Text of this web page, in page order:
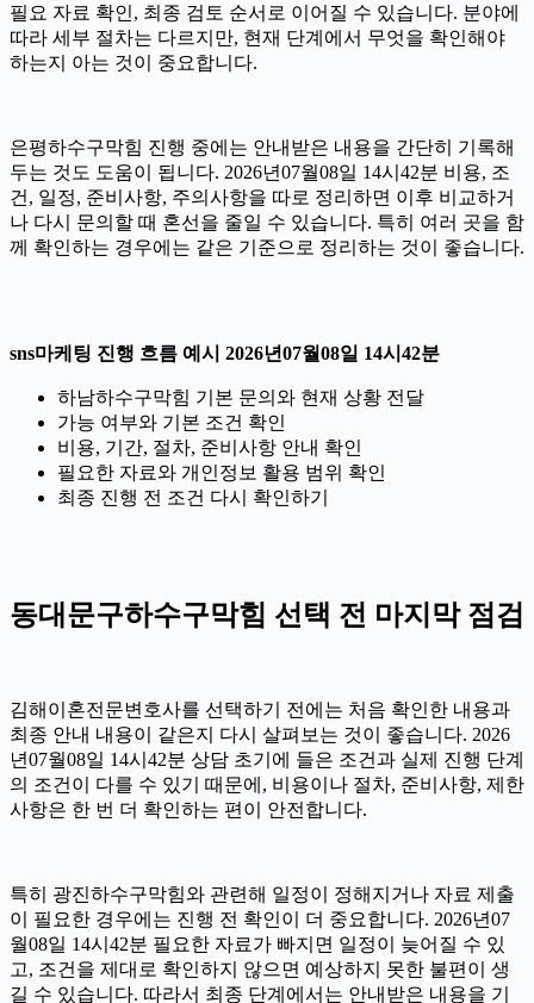
필요 자료 확인, 최종 검토 순서로 이어질 수 있습니다. 분야에
따라 세부 절차는 다르지만, 현재 단계에서 무엇을 확인해야
하는지 아는 것이 중요합니다.
은평하수구막힘 진행 중에는 안내받은 내용을 간단히 기록해
두는 것도 도움이 됩니다. 2026년07월08일 14시42분 비용, 조
건, 일정, 준비사항, 주의사항을 따로 정리하면 이후 비교하거
나 다시 문의할 때 혼선을 줄일 수 있습니다. 특히 여러 곳을 함
께 확인하는 경우에는 같은 기준으로 정리하는 것이 좋습니다.
sns마케팅 진행 흐름 예시 2026년07월08일 14시42분
하남하수구막힘 기본 문의와 현재 상황 전달
가능 여부와 기본 조건 확인
비용, 기간, 절차, 준비사항 안내 확인
필요한 자료와 개인정보 활용 범위 확인
최종 진행 전 조건 다시 확인하기
동대문구하수구막힘 선택 전 마지막 점검
김해이혼전문변호사를 선택하기 전에는 처음 확인한 내용과
최종 안내 내용이 같은지 다시 살펴보는 것이 좋습니다. 2026
년07월08일 14시42분 상담 초기에 들은 조건과 실제 진행 단계
의 조건이 다를 수 있기 때문에, 비용이나 절차, 준비사항, 제한
사항은 한 번 더 확인하는 편이 안전합니다.
특히 광진하수구막힘와 관련해 일정이 정해지거나 자료 제출
이 필요한 경우에는 진행 전 확인이 더 중요합니다. 2026년07
월08일 14시42분 필요한 자료가 빠지면 일정이 늦어질 수 있
고, 조건을 제대로 확인하지 않으면 예상하지 못한 불편이 생
길 수 있습니다. 따라서 최종 단계에서는 안내받은 내용을 기